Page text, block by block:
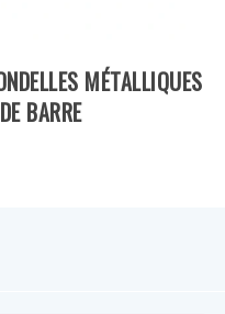
MÉTALLIQUES
BARRE